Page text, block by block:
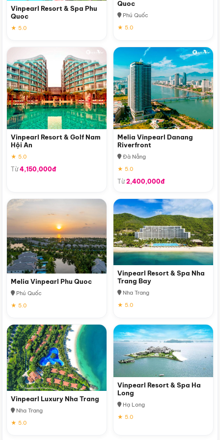
Vinpearl Resort & Spa Phu
Quoc
★ 5.0
Quoc
Phú Quốc
★ 5.0
Vinpearl Resort & Golf Nam
Hội An
★ 5.0
Từ4,150,000đ
Melia Vinpearl Danang
Riverfront
Đà Nẵng
★ 5.0
Từ2,400,000đ
Melia Vinpearl Phu Quoc
Phú Quốc
★ 5.0
Vinpearl Resort & Spa Nha
Trang Bay
Nha Trang
★ 5.0
Vinpearl Luxury Nha Trang
Nha Trang
★ 5.0
Vinpearl Resort & Spa Ha
Long
Hạ Long
★ 5.0